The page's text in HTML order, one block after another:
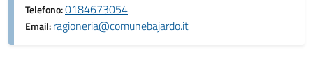
Telefono:0184673054
Email:ragioneria@comunebajardo.it